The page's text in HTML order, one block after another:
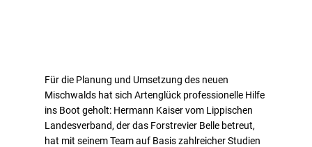
Für die Planung und Umsetzung des neuen
Mischwalds hat sich Artenglück professionelle Hilfe
ins Boot geholt: Hermann Kaiser vom Lippischen
Landesverband, der das Forstrevier Belle betreut,
hat mit seinem Team auf Basis zahlreicher Studien